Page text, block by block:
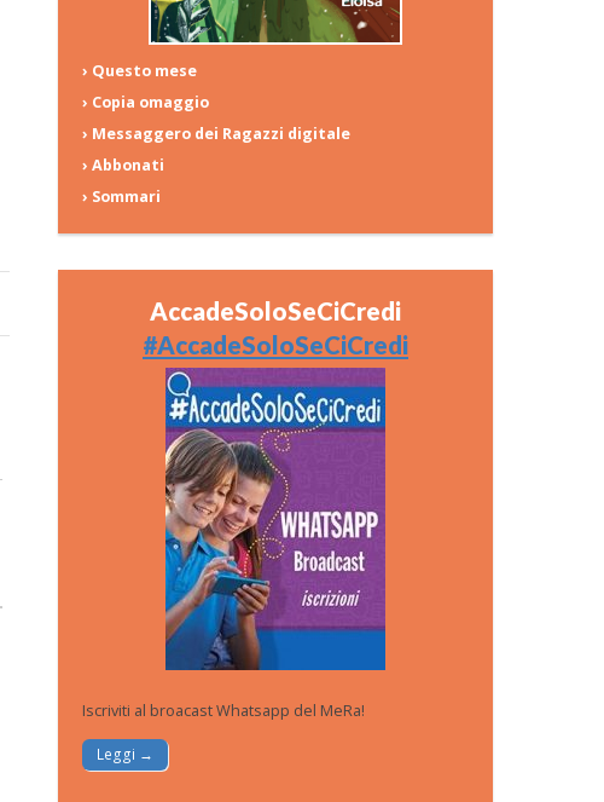
› Questo mese
› Copia omaggio
› Messaggero dei Ragazzi digitale
› Abbonati
› Sommari
AccadeSoloSeCiCredi
#AccadeSoloSeCiCredi
Iscriviti al broacast Whatsapp del MeRa!
Leggi →